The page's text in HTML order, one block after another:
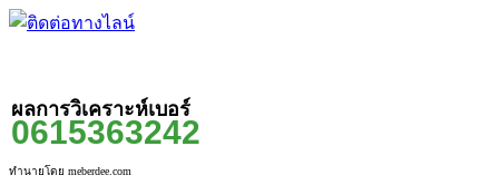
ผลการวิเคราะห์เบอร์
0615363242
ทำนายโดย meberdee.com